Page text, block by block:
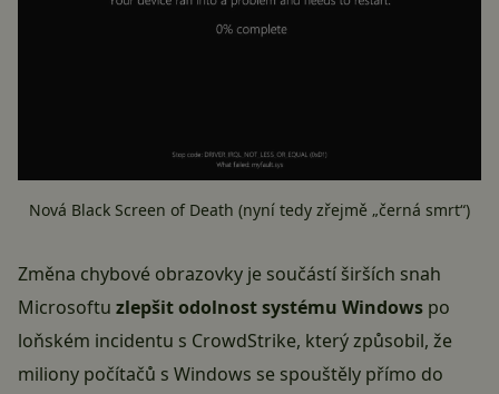
Nová Black Screen of Death (nyní tedy zřejmě „černá smrt“)
Změna chybové obrazovky je součástí širších snah
Microsoftu zlepšit odolnost systému Windows po
loňském incidentu s CrowdStrike, který způsobil, že
miliony počítačů s Windows se spouštěly přímo do